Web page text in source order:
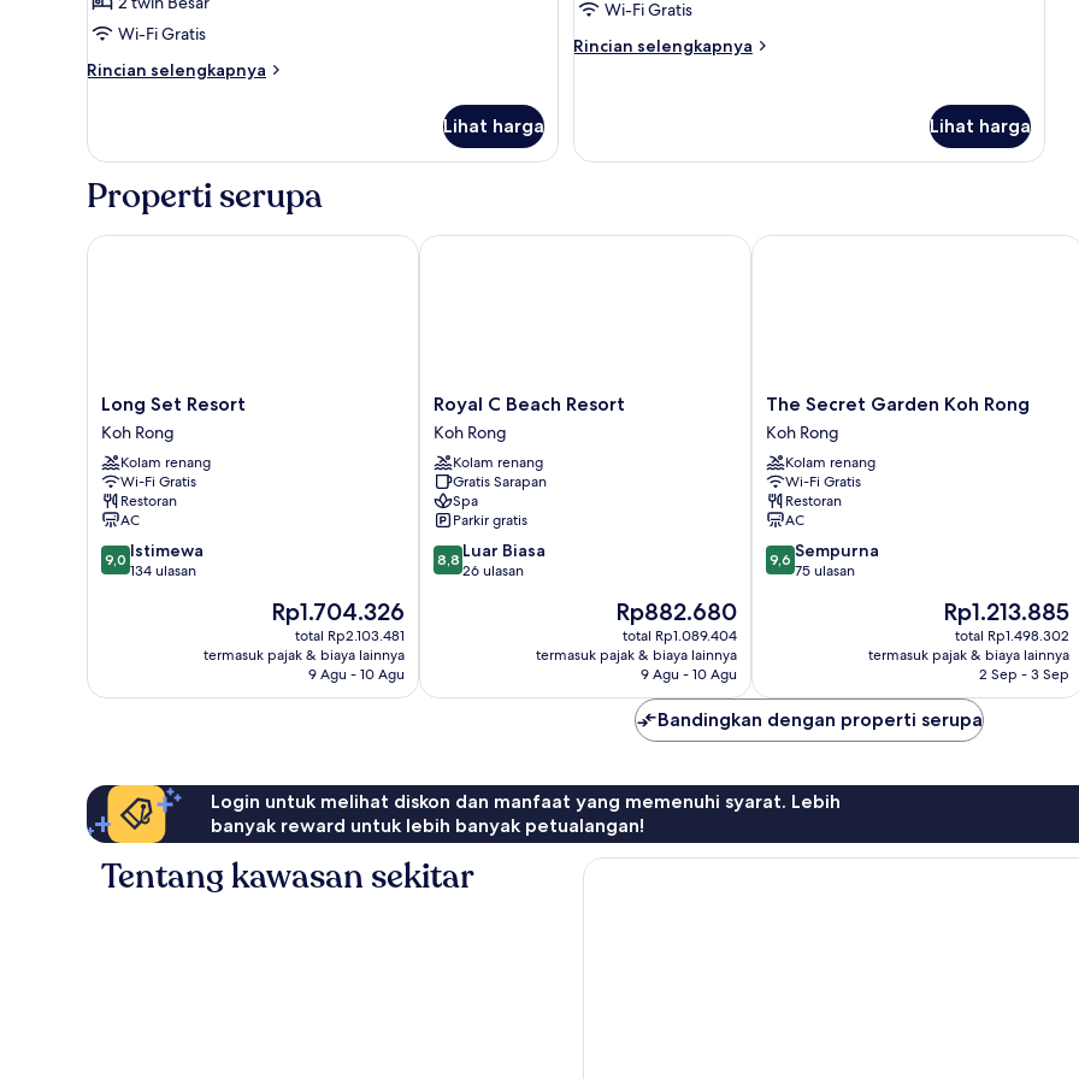
1
kamar
tidur,
kebun
Wi-Fi Gratis
Rincian selengkapnya
Rincian
Kamar
Klasik,
kamar
Lihat harga
Wi-Fi Gratis
Rincian selengkapnya
Rincian
Double
Lihat harga
Properti serupa
Long
Set
Resort
Koh
Rong
Long Set Resort
Koh Rong
Kolam renang
Wi-Fi Gratis
Restoran
AC
9.0
dari
9,0 Istimewa
134 ulasan
Harga
sekarang
Rp1.704.326
Rp1.704.326
total Rp2.103.481
termasuk pajak & biaya lainnya
9 Agu - 10 Agu
Long Set Resort
Royal
C
Beach
Resort
Koh
Rong
Royal C Beach Resort
Koh Rong
Kolam renang
Gratis Sarapan
Spa
Parkir gratis
8.8
dari
8,8 Luar Biasa
26 ulasan
Harga
sekarang
Rp882.680
Rp882.680
total Rp1.089.404
termasuk pajak & biaya lainnya
9 Agu - 10 Agu
Royal C Beach Resort
The
Secret
Garden
Koh
Rong
Koh
Rong
The Secret Garden Koh Rong
Koh Rong
Kolam renang
Wi-Fi Gratis
Restoran
AC
9.6
dari
9,6 Sempurna
75 ulasan
Harga
sekarang
Rp1.213.885
Rp1.213.885
total Rp1.498.302
termasuk pajak & biaya lainnya
2 Sep - 3 Sep
The Secret Garden Koh Rong
Bandingkan dengan properti serupa
Login untuk melihat diskon dan manfaat yang memenuhi syarat. Lebih
banyak reward untuk lebih banyak petualangan!
Tentang kawasan sekitar